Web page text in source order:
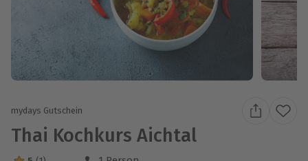
mydays Gutschein
Thai Kochkurs Aichtal